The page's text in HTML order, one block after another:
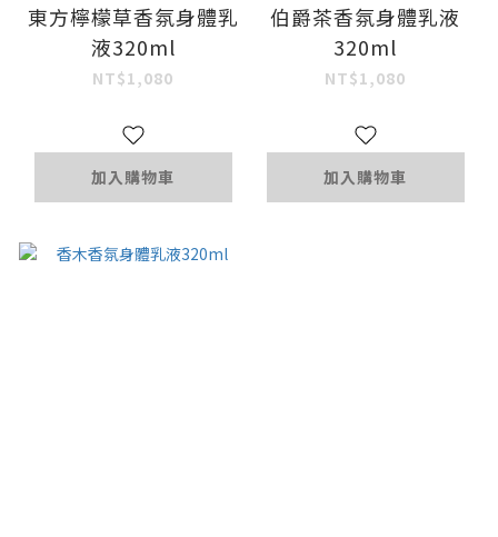
東方檸檬草香氛身體乳
液320ml
NT$1,080
加入購物車
伯爵茶香氛身體乳液
320ml
NT$1,080
加入購物車